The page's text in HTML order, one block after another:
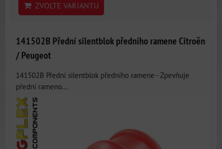
ZVOLTE VARIANTU
141502B Přední silentblok předního ramene Citroën
/ Peugeot
141502B Přední silentblok předního ramene - Zpevňuje
přední rameno...